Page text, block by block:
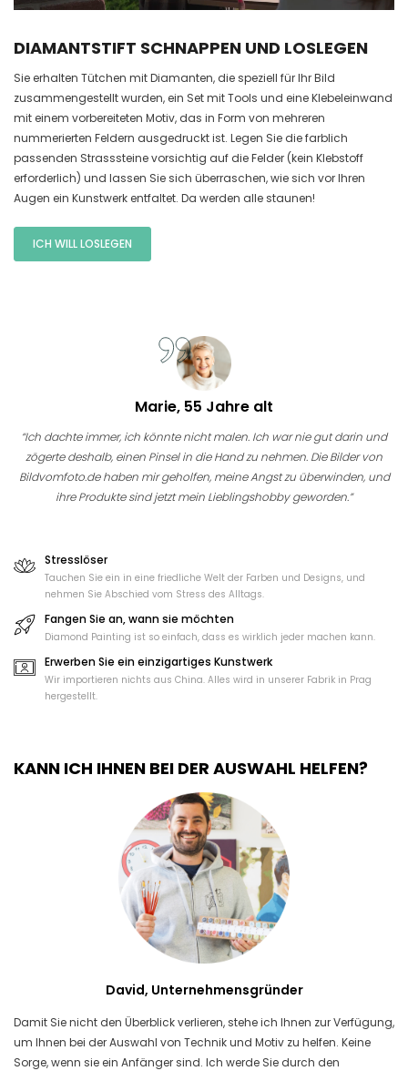
DIAMANTSTIFT SCHNAPPEN UND LOSLEGEN
Sie erhalten Tütchen mit Diamanten, die speziell für Ihr Bild
zusammengestellt wurden, ein Set mit Tools und eine Klebeleinwand
mit einem vorbereiteten Motiv, das in Form von mehreren
nummerierten Feldern ausgedruckt ist. Legen Sie die farblich
passenden Strasssteine vorsichtig auf die Felder (kein Klebstoff
erforderlich) und lassen Sie sich überraschen, wie sich vor Ihren
Augen ein Kunstwerk entfaltet. Da werden alle staunen!
ICH WILL LOSLEGEN
Marie, 55 Jahre alt
“Ich dachte immer, ich könnte nicht malen. Ich war nie gut darin und
zögerte deshalb, einen Pinsel in die Hand zu nehmen. Die Bilder von
Bildvomfoto.de haben mir geholfen, meine Angst zu überwinden, und
ihre Produkte sind jetzt mein Lieblingshobby geworden.”
Stresslöser
Tauchen Sie ein in eine friedliche Welt der Farben und Designs, und
nehmen Sie Abschied vom Stress des Alltags.
Fangen Sie an, wann sie möchten
Diamond Painting ist so einfach, dass es wirklich jeder machen kann.
Erwerben Sie ein einzigartiges Kunstwerk
Wir importieren nichts aus China. Alles wird in unserer Fabrik in Prag
hergestellt.
KANN ICH IHNEN BEI DER AUSWAHL HELFEN?
David, Unternehmensgründer
Damit Sie nicht den Überblick verlieren, stehe ich Ihnen zur Verfügung,
um Ihnen bei der Auswahl von Technik und Motiv zu helfen. Keine
Sorge, wenn sie ein Anfänger sind. Ich werde Sie durch den